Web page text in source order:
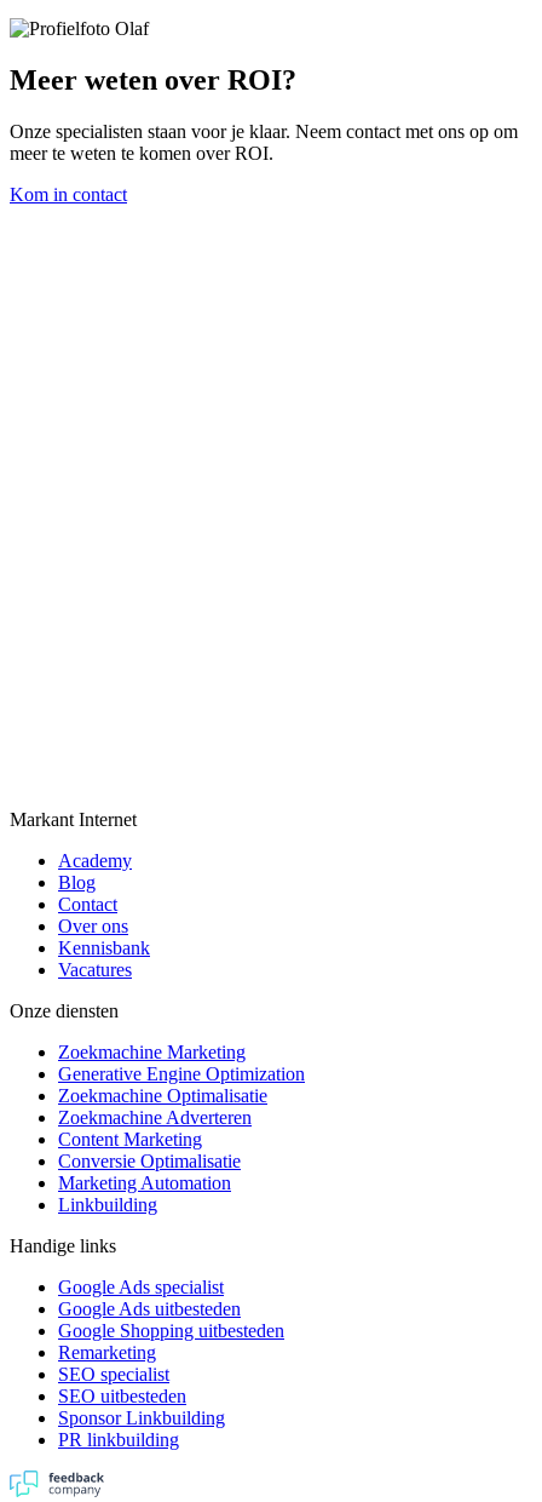
Meer weten over ROI?
Onze specialisten staan voor je klaar. Neem contact met ons op om
meer te weten te komen over ROI.
Kom in contact
Markant Internet
Academy
Blog
Contact
Over ons
Kennisbank
Vacatures
Onze diensten
Zoekmachine Marketing
Generative Engine Optimization
Zoekmachine Optimalisatie
Zoekmachine Adverteren
Content Marketing
Conversie Optimalisatie
Marketing Automation
Linkbuilding
Handige links
Google Ads specialist
Google Ads uitbesteden
Google Shopping uitbesteden
Remarketing
SEO specialist
SEO uitbesteden
Sponsor Linkbuilding
PR linkbuilding